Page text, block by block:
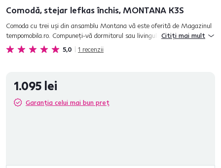
Comodă, stejar lefkas închis, MONTANA K3S
5,0 1 recenzii
Comoda cu trei uşi din ansamblu Montana vă este oferită de Magazinul
tempomobila.ro. Compuneţi-vă dormitorul sau livingul după propriile idei.
Este fabricată din PAL melaminat cu margini ABS în c...
Citiți mai mult
1.095 lei
Garanția celui mai bun preț